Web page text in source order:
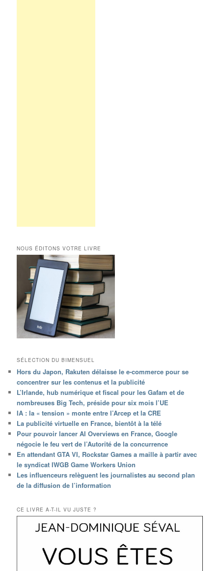
NOUS ÉDITONS VOTRE LIVRE
SÉLECTION DU BIMENSUEL
Hors du Japon, Rakuten délaisse le e-commerce pour se
concentrer sur les contenus et la publicité
L’Irlande, hub numérique et fiscal pour les Gafam et de
nombreuses Big Tech, préside pour six mois l’UE
IA : la « tension » monte entre l’Arcep et la CRE
La publicité virtuelle en France, bientôt à la télé
Pour pouvoir lancer AI Overviews en France, Google
négocie le feu vert de l’Autorité de la concurrence
En attendant GTA VI, Rockstar Games a maille à partir avec
le syndicat IWGB Game Workers Union
Les influenceurs relèguent les journalistes au second plan
de la diffusion de l’information
CE LIVRE A-T-IL VU JUSTE ?